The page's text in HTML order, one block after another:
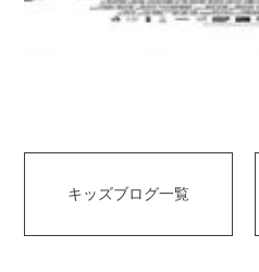
キッズブログ一覧